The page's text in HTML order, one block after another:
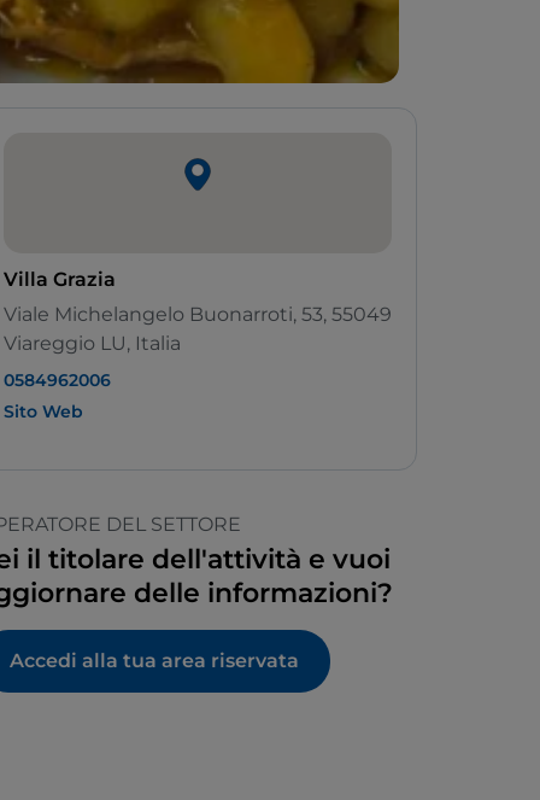
Villa Grazia
Viale Michelangelo Buonarroti, 53, 55049
Viareggio LU, Italia
0584962006
Sito Web
DEL SETTORE
il titolare dell'attività e vuoi
delle informazioni?
Accedi alla tua area riservata